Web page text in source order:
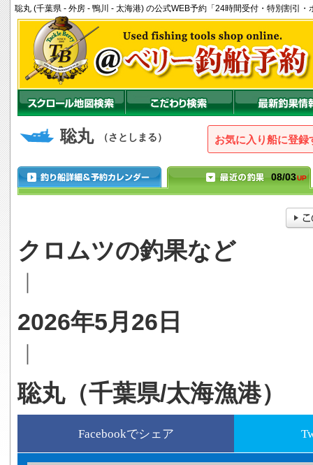
聡丸 (千葉県 - 外房 - 鴨川 - 太海港) の公式WEB予約「24時間受付・特別割引・
聡丸 （さとしまる） お気に入り船に登録
08/03UP
クロムツの釣果など
｜
2026年5月26日
｜
聡丸（千葉県/太海漁港）
Facebookでシェア